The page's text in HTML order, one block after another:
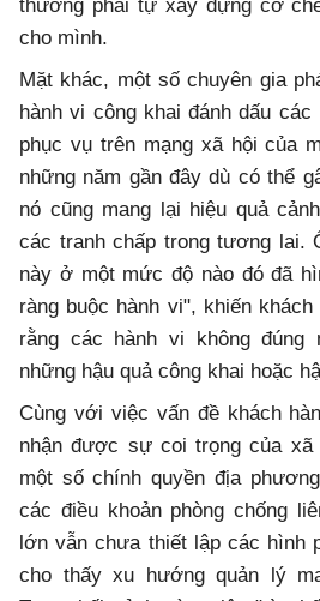
thường phải tự xây dựng cơ
cho mình.
Mặt khác, một số chuyên gia
hành vi công khai đánh dấu
phục vụ trên mạng xã hội của
những năm gần đây dù có thể
nó cũng mang lại hiệu quả
các tranh chấp trong tương lai.
này ở một mức độ nào đó đã
ràng buộc hành vi", khiến
rằng các hành vi không
những hậu quả công khai hoặc
Cùng với việc vấn đề khách
nhận được sự coi trọng của xã
một số chính quyền địa
các điều khoản phòng chống
lớn vẫn chưa thiết lập các hình
cho thấy xu hướng quản lý